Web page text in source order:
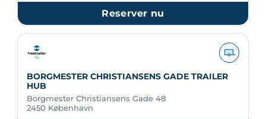
Reserver nu
BORGMESTER CHRISTIANSENS GADE TRAILER
HUB
Borgmester Christiansens Gade 48
2450 København